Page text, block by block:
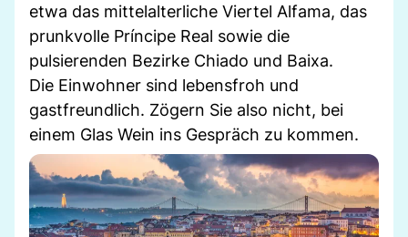
etwa das mittelalterliche Viertel Alfama, das
prunkvolle Príncipe Real sowie die
pulsierenden Bezirke Chiado und Baixa.
Die Einwohner sind lebensfroh und
gastfreundlich. Zögern Sie also nicht, bei
einem Glas Wein ins Gespräch zu kommen.